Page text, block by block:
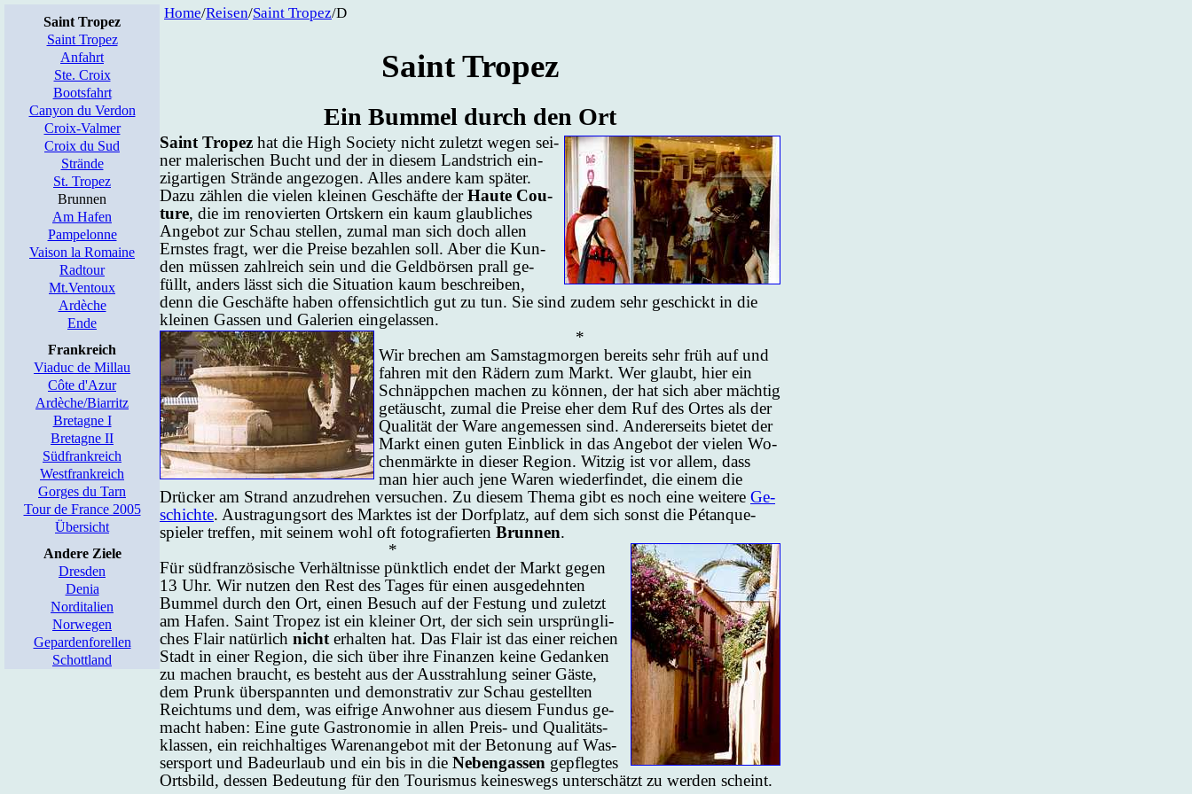
Home/Rei­sen/Saint Tro­pez/D
Saint Tro­pez
Ein Bum­mel durch den Ort
Saint Tro­pez hat die High So­cie­ty nicht zu­letzt we­gen sei­
ner ma­le­ri­schen Bucht und der in die­sem Land­strich ein­
zig­ar­ti­gen Strän­de an­ge­zo­gen. Al­les an­de­re kam spä­ter.
Da­zu zäh­len die vie­len klei­nen Ge­schäf­te derHau­te Cou­
ture, die im re­no­vier­ten Orts­kern ein kaum glaub­li­ches
An­ge­bot zur Schau stel­len, zu­mal man sich doch al­len
Erns­tes fragt, wer die Prei­se be­zah­len soll. Aber die Kun­
den müs­sen zahl­reich sein und die Geld­bör­sen prall ge­
füllt, an­ders lässt sich die Si­tua­ti­on kaum be­schrei­ben,
denn die Ge­schäf­te ha­ben of­fen­sicht­lich gut zu tun. Sie sind zu­dem sehr ge­schickt in die
klei­nen Gas­sen und Ga­le­ri­en ein­ge­las­sen.
*
Wir bre­chen am Sams­tag­mor­gen be­reits sehr früh auf und
fah­ren mit den Rä­dern zum Markt. Wer glaubt, hier ein
Schnäpp­chen ma­chen zu kön­nen, der hat sich aber mäch­tig
ge­täuscht, zu­mal die Prei­se eher dem Ruf des Or­tes als der
Qua­li­tät der Wa­re an­ge­mes­sen sind. An­de­rer­seits bie­tet der
Markt ei­nen gu­ten Ein­blick in das An­ge­bot der vie­len Wo­
chen­märk­te in die­ser Re­gi­on. Wit­zig ist vor al­lem, dass
man hier auch je­ne Wa­ren wie­der­fin­det, die ei­nem die
Drücker am Strand an­zu­dre­hen ver­su­chen. Zu die­sem The­ma gibt es noch ei­ne wei­te­re Ge­
schich­te. Aus­tra­gungs­ort des Mark­tes ist der Dorf­platz, auf dem sich sonst die Pétan­que­
spie­ler tref­fen, mit sei­nem wohl oft fo­to­gra­fier­ten Brun­nen.
*
Für süd­fran­zö­si­sche Ver­hält­nis­se pünkt­lich en­det der Markt ge­gen
13 Uhr. Wir nut­zen den Rest des Ta­ges für ei­nen aus­ge­dehn­ten
Bum­mel durch den Ort, ei­nen Be­such auf der Fes­tung und zu­letzt
am Ha­fen. Saint Tro­pez ist ein klei­ner Ort, der sich sein ur­sprüng­li­
ches Flair na­tür­lich nichter­hal­ten hat. Das Flair ist das ei­ner rei­chen
Stadt in ei­ner Re­gi­on, die sich über ih­re Finan­zen kei­ne Ge­dan­ken
zu ma­chen braucht, es be­steht aus der Auss­trah­lung sei­ner Gäs­te,
dem Prunk über­spann­ten und de­mons­tra­tiv zur Schau ge­stell­ten
Reich­tums und dem, was eif­ri­ge An­woh­ner aus die­sem Fun­dus ge­
macht ha­ben: Ei­ne gu­te Ga­stro­no­mie in al­len Preis- und Qua­li­täts­
klas­sen, ein reich­hal­ti­ges Wa­ren­an­ge­bot mit der Be­to­nung auf Was­
ser­sport und Ba­de­ur­laub und ein bis in die Ne­ben­gas­sen ge­pfleg­tes
Orts­bild, des­sen Be­deu­tung für den Tou­ris­mus kei­nes­wegs un­ter­schätzt zu wer­den scheint.
Saint Tropez
Saint Tropez
Anfahrt
Ste. Croix
Bootsfahrt
Canyon du Verdon
Croix-Valmer
Croix du Sud
Strände
St. Tropez
Brunnen
Am Hafen
Pampelonne
Vaison la Romaine
Radtour
Mt.Ventoux
Ardèche
Ende
Frankreich
Viaduc de Millau
Côte d'Azur
Ardèche/Biarritz
Bretagne I
Bretagne II
Südfrankreich
Westfrankreich
Gorges du Tarn
Tour de France 2005
Übersicht
Andere Ziele
Dresden
Denia
Norditalien
Norwegen
Gepardenforellen
Schottland